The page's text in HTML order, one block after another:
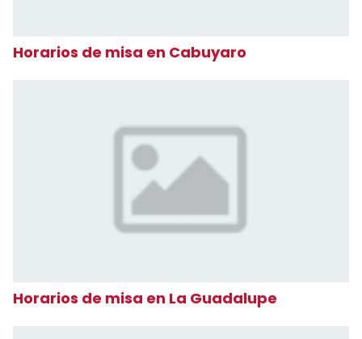
Horarios de misa en Cabuyaro
Horarios de misa en La Guadalupe